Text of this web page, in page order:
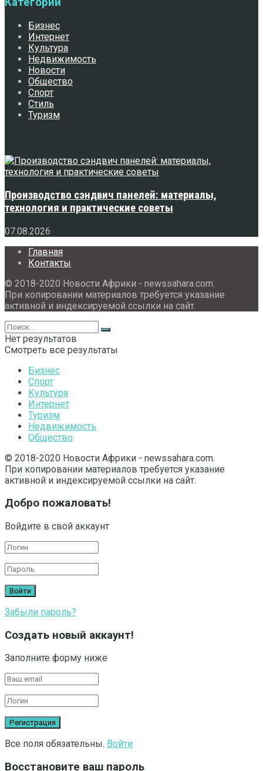
Бизнес
Интернет
Культура
Недвижимость
Новости
Общество
Спорт
Стиль
Туризм
Производство сэндвич панелей: материалы,
технология и практические советы
07.08.2026
Главная
Контакты
© 2018-2020 Новости Африки - newssahara.com.
При копировании материалов требуется указание
активной и индексируемой ссылки на сайт.
Нет результатов
Смотреть все результаты
Бизнес
Спорт
Культура
Интернет
Туризм
Недвижимость
Общество
© 2018-2020 Новости Африки - newssahara.com.
При копировании материалов требуется указание
активной и индексируемой ссылки на сайт.
Добро пожаловать!
Войдите в свой аккаунт
Забыли пароль?
Создать новый аккаунт!
Заполните форму ниже
Все поля обязательны. Войти
Восстановите ваш пароль